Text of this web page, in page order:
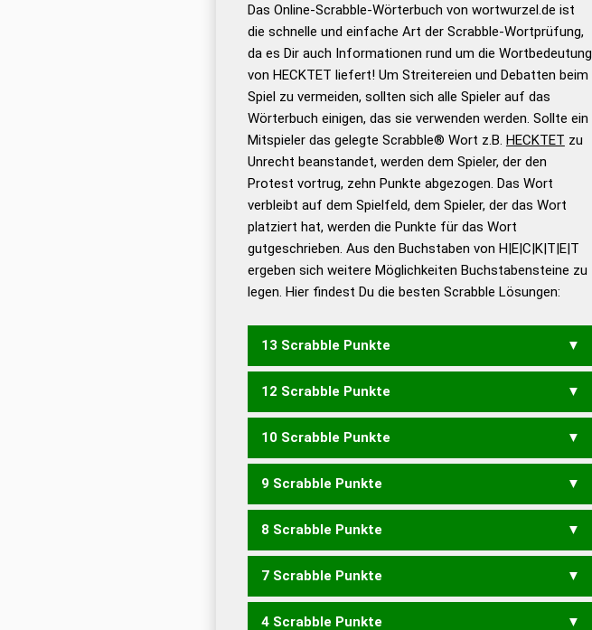
Wortwurzel liefert mit Hilfe eines semantischen
Wortanalyse-Algorithmus gute Anhaltspunkte zu
Wortbedeutung, Worttrennung und Wortform, um die
Gültigkeit eines Wortes für das Scrabble-Spiel zu
bestimmen! zugelassene Turnier Scrabble-
Wörterbücher sind:
Duden – Standardwerk in 12
Bänden
Duden – Richtiges und gutes
Deutsch
Duden – Die deutsche Grammatik
Duden – Deutsches
Universalwörterbuch
Das Online-Scrabble-Wörterbuch von wortwurzel.de ist
die schnelle und einfache Art der Scrabble-Wortprüfung,
da es Dir auch Informationen rund um die Wortbedeutung
von HECKTET liefert! Um Streitereien und Debatten beim
Spiel zu vermeiden, sollten sich alle Spieler auf das
Wörterbuch einigen, das sie verwenden werden. Sollte ein
Mitspieler das gelegte Scrabble® Wort z.B. HECKTET zu
Unrecht beanstandet, werden dem Spieler, der den
Protest vortrug, zehn Punkte abgezogen. Das Wort
verbleibt auf dem Spielfeld, dem Spieler, der das Wort
platziert hat, werden die Punkte für das Wort
gutgeschrieben. Aus den Buchstaben von H|E|C|K|T|E|T
ergeben sich weitere Möglichkeiten Buchstabensteine zu
legen. Hier findest Du die besten Scrabble Lösungen:
13 Scrabble Punkte
HECKET
12 Scrabble Punkte
HECKE
10 Scrabble Punkte
ECKE
9 Scrabble Punkte
ECHTE THEKE
8 Scrabble Punkte
ECHT EHEC KETTE
7 Scrabble Punkte
KETT
4 Scrabble Punkte